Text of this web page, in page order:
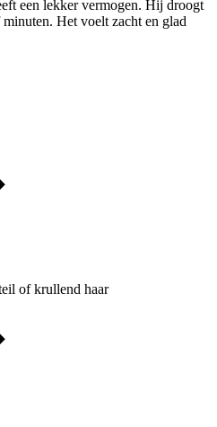
een lekker vermogen. Hij droogt
Het voelt zacht en glad
of krullend haar